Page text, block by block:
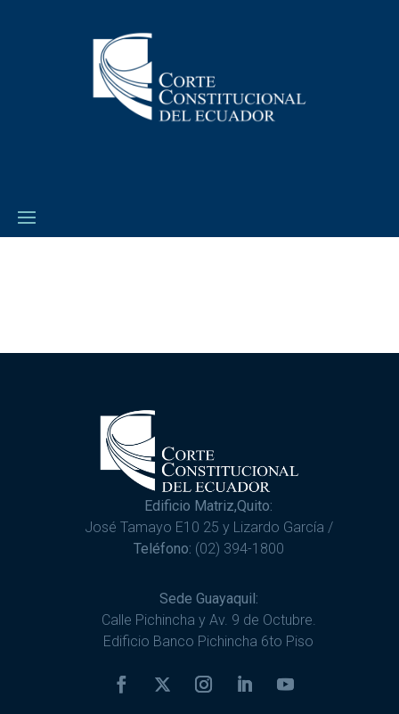
Edificio Matriz,Quito:
José Tamayo E10 25 y Lizardo García /
Teléfono: (02) 394-1800
Sede Guayaquil:
Calle Pichincha y Av. 9 de Octubre.
Edificio Banco Pichincha 6to Piso